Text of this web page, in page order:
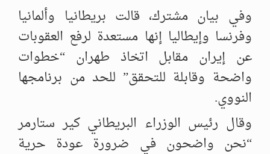
وفي بيان مشترك، قالت بريطانيا وألمانيا
وفرنسا وإيطاليا إنها مستعدة لرفع العقوبات
عن إيران مقابل اتخاذ طهران “خطوات
واضحة وقابلة للتحقق” للحد من برنامجها
النووي.
وقال رئيس الوزراء البريطاني كير ستارمر
“نحن واضحون في ضرورة عودة حرية